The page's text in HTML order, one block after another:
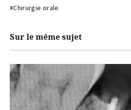
#Chirurgie orale
Sur le même sujet